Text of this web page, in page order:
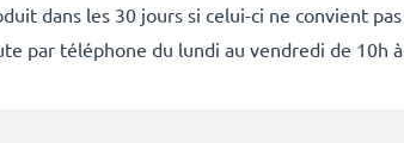
dans les 30 jours si celui-ci ne convient
par téléphone du lundi au vendredi de 10h